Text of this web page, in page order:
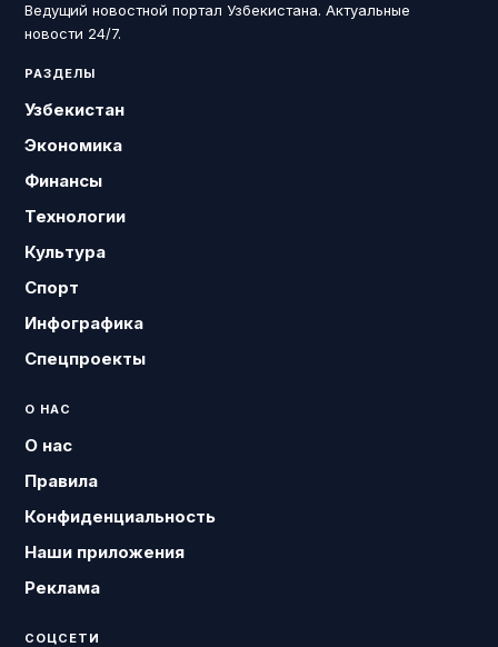
Ведущий новостной портал Узбекистана. Актуальные
новости 24/7.
РАЗДЕЛЫ
Узбекистан
Экономика
Финансы
Технологии
Культура
Спорт
Инфографика
Спецпроекты
О НАС
О нас
Правила
Конфиденциальность
Наши приложения
Реклама
СОЦСЕТИ